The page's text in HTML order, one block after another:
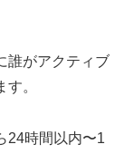
誰がアクティブ
。
24時間以内〜1